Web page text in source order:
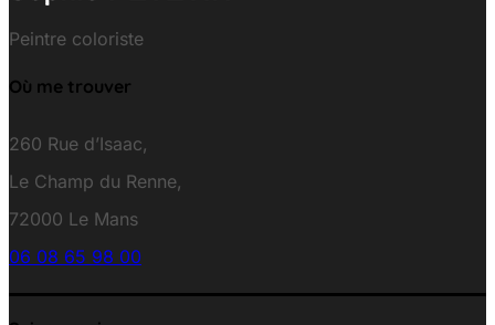
Peintre coloriste
Où me trouver
260 Rue d’Isaac,
Le Champ du Renne,
72000 Le Mans
06 08 65 98 00